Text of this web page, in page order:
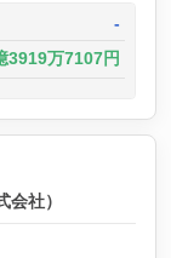
-
3919万7107円
会社）